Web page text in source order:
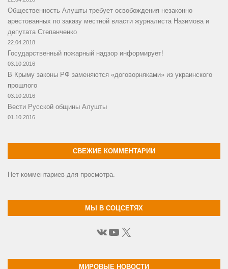
Общественность Алушты требует освобождения незаконно
арестованных по заказу местной власти журналиста Назимова и
депутата Степанченко
22.04.2018
Государственный пожарный надзор информирует!
03.10.2016
В Крыму законы РФ заменяются «договорняками» из украинского
прошлого
03.10.2016
Вести Русской общины Алушты
01.10.2016
СВЕЖИЕ КОММЕНТАРИИ
Нет комментариев для просмотра.
МЫ В СОЦСЕТЯХ
ВКонтакте
YouTube
X
МИРОВЫЕ НОВОСТИ